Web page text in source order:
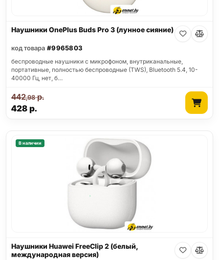
Наушники OnePlus Buds Pro 3 (лунное сияние)
код товара #9965803
беспроводные наушники с микрофоном, внутриканальные,
портативные, полностью беспроводные (TWS), Bluetooth 5.4, 10-
40000 Гц, нет, б…
428р.
442,98р.
В наличии
Наушники Huawei FreeClip 2 (белый,
международная версия)